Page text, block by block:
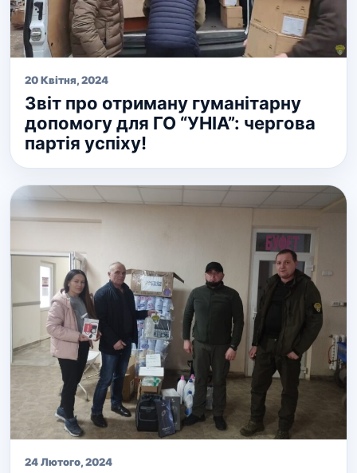
20 Квітня, 2024
Звіт про отриману гуманітарну
допомогу для ГО “УНІА”: чергова
партія успіху!
24 Лютого, 2024